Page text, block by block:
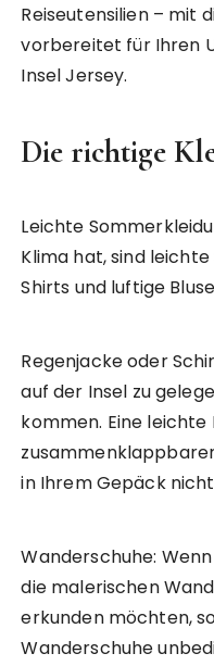
Reiseutensilien – mit
vorbereitet für Ihren
Insel Jersey.
Die richtige
Leichte
Klima hat, sind
Shirts und luftige
Regenjacke oder
auf der Insel zu
kommen. Eine
in Ihrem Gepäck
Wanderschuhe:
die malerischen
erkunden möchten,
Wanderschuhe